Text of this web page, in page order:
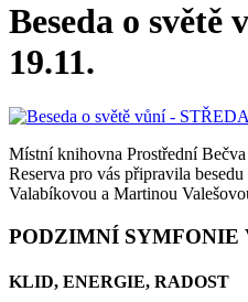
Beseda o
19.11.
Místní knihovna Prostřední
Reserva pro vás připravila
Valabíkovou a Martinou
PODZIMNÍ SYMFONIE
KLID, ENERGIE, RADOST